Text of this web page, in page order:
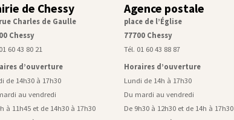
de Chessy
Charles de Gaulle
Chessy
60 43 80 21
d’ouverture
de 14h30 à 17h30
au vendredi
à 11h45 et de 14h30 à 17h30
Agence postale
place de l’Église
77700 Chessy
Tél. 01 60 43 88 87
Horaires d’ouverture
Lundi de 14h à 17h30
Du mardi au vendredi
De 9h30 à 12h30 et de 14h à 17h30